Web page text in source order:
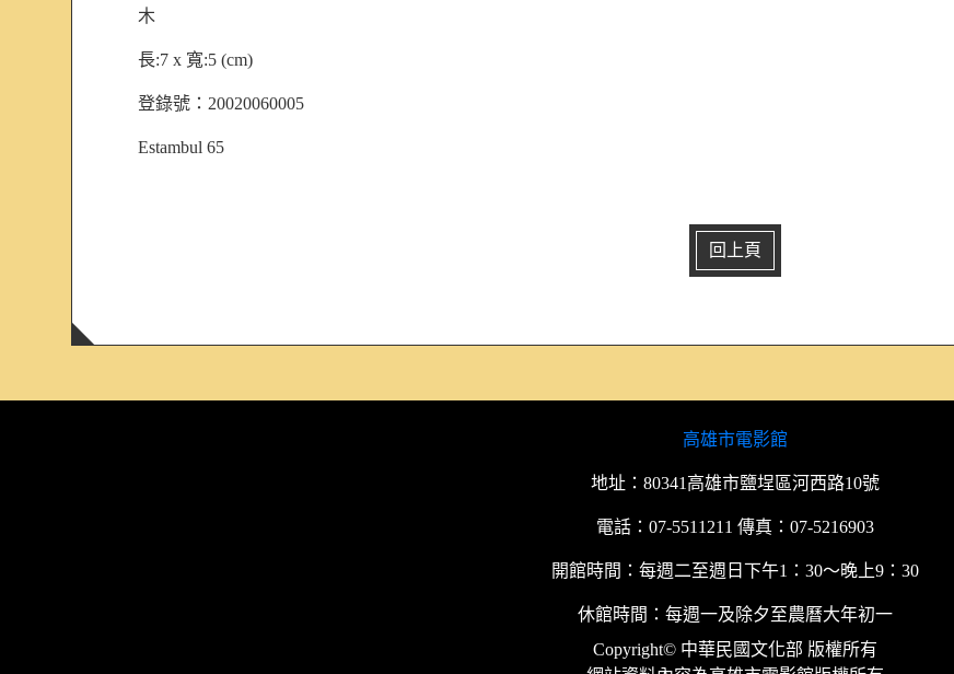
木
長:7 x 寬:5 (cm)
登錄號：20020060005
Estambul 65
回上頁
高雄市電影館
地址：80341高雄市鹽埕區河西路10號
電話：07-5511211 傳真：07-5216903
開館時間：每週二至週日下午1：30～晚上9：30
休館時間：每週一及除夕至農曆大年初一
Copyright© 中華民國文化部 版權所有